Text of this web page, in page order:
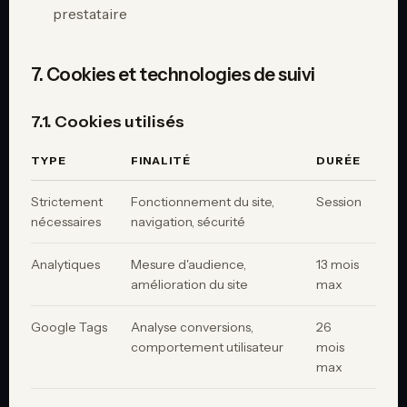
prestataire
7. Cookies et technologies de suivi
7.1. Cookies utilisés
TYPE FINALITÉ DURÉE
Strictement
nécessaires
Fonctionnement du site,
navigation, sécurité
Session
Analytiques
Mesure d'audience,
amélioration du site
13 mois
max
Google Tags
Analyse conversions,
comportement utilisateur
26
mois
max